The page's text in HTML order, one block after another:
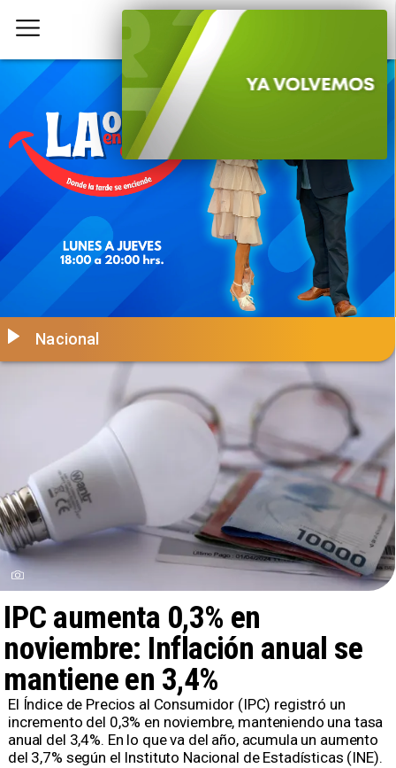
IPC aumenta 0,3% en
noviembre: Inflación anual se
mantiene en 3,4%
Nacional
El Índice de Precios al Consumidor (IPC) registró un
incremento del 0,3% en noviembre, manteniendo una tasa
anual del 3,4%. En lo que va del año, acumula un aumento
del 3,7% según el Instituto Nacional de Estadísticas (INE).